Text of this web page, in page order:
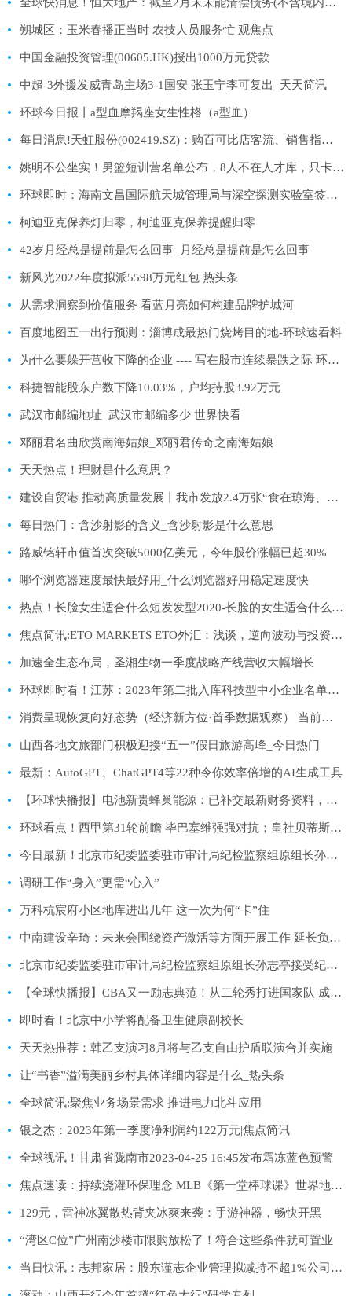
朔城区：玉米春播正当时 农技人员服务忙 观焦点
中国金融投资管理(00605.HK)授出1000万元贷款
中超-3外援发威青岛主场3-1国安 张玉宁李可复出_天天简讯
环球今日报丨a型血摩羯座女生性格（a型血）
每日消息!天虹股份(002419.SZ)：购百可比店客流、销售指标均恢复较好 客流基本恢复至2019年水平
姚明不公坐实！男篮短训营名单公布，8人不在人才库，只卡杜锋！-全球热议
环球即时：海南文昌国际航天城管理局与深空探测实验室签订战略合作协议
柯迪亚克保养灯归零，柯迪亚克保养提醒归零
42岁月经总是提前是怎么回事_月经总是提前是怎么回事
新风光2022年度拟派5598万元红包 热头条
从需求洞察到价值服务 看蓝月亮如何构建品牌护城河
百度地图五一出行预测：淄博成最热门烧烤目的地-环球速看料
为什么要躲开营收下降的企业 ---- 写在股市连续暴跌之际 环球热文
科捷智能股东户数下降10.03%，户均持股3.92万元
武汉市邮编地址_武汉市邮编多少 世界快看
邓丽君名曲欣赏南海姑娘_邓丽君传奇之南海姑娘
天天热点！理财是什么意思？
建设自贸港 推动高质量发展丨我市发放2.4万张“食在琼海、美好旅城”电子消费券 直接带动消费503万元|全球速读
每日热门：含沙射影的含义_含沙射影是什么意思
路威铭轩市值首次突破5000亿美元，今年股价涨幅已超30%
哪个浏览器速度最快最好用_什么浏览器好用稳定速度快
热点！长脸女生适合什么短发发型2020-长脸的女生适合什么短发发型
焦点简讯:ETO MARKETS ETO外汇：浅谈，逆向波动与投资心态！
加速全生态布局，圣湘生物一季度战略产线营收大幅增长
环球即时看！江苏：2023年第二批入库科技型中小企业名单（四）
消费呈现恢复向好态势（经济新方位·首季数据观察） 当前焦点
山西各地文旅部门积极迎接“五一”假日旅游高峰_今日热门
最新：AutoGPT、ChatGPT4等22种令你效率倍增的AI生成工具
【环球快播报】电池新贵蜂巢能源：已补交最新财务资料，最快年内科创板上市
环球看点！西甲第31轮前瞻 毕巴塞维强强对抗；皇社贝蒂斯争四大战
今日最新！北京市纪委监委驻市审计局纪检监察组原组长孙志亭接受纪律审查和监察调查
调研工作“身入”更需“心入”
万科杭宸府小区地库进出几年 这一次为何“卡”住
中南建设辛琦：未来会围绕资产激活等方面开展工作 延长负债期限|全球热推荐
北京市纪委监委驻市审计局纪检监察组原组长孙志亭接受纪律审查和监察调查|天天关注
【全球快播报】CBA又一励志典范！从二轮秀打进国家队 成重建队大腿
即时看！北京中小学将配备卫生健康副校长
天天热推荐：韩乙支演习8月将与乙支自由护盾联演合并实施
让“书香”溢满美丽乡村具体详细内容是什么_热头条
全球简讯:聚焦业务场景需求 推进电力北斗应用
银之杰：2023年第一季度净利润约122万元|焦点简讯
全球视讯！甘肃省陇南市2023-04-25 16:45发布霜冻蓝色预警
焦点速读：持续浇灌环保理念 MLB《第一堂棒球课》世界地球日专场举行
129元，雷神冰翼散热背夹冰爽来袭：手游神器，畅快开黑
“湾区C位”广州南沙楼市限购放松了！符合这些条件就可置业
当日快讯：志邦家居：股东谨志企业管理拟减持不超1%公司股份